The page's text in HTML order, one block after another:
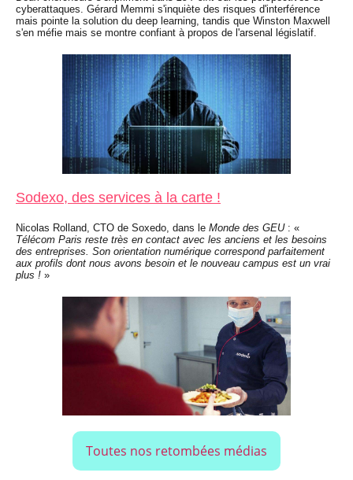
cyberattaques. Gérard Memmi s'inquiète des risques d'interférence
mais pointe la solution du deep learning, tandis que Winston Maxwell
s'en méfie mais se montre confiant à propos de l'arsenal législatif.
Sodexo, des services à la carte !
Nicolas Rolland, CTO de Soxedo, dans le Monde des GEU: «
Télécom Paris reste très en contact avec les anciens et les besoins
des entreprises. Son orientation numérique correspond parfaitement
aux profils dont nous avons besoin et le nouveau campus est un vrai
plus ! »
Toutes nos retombées médias